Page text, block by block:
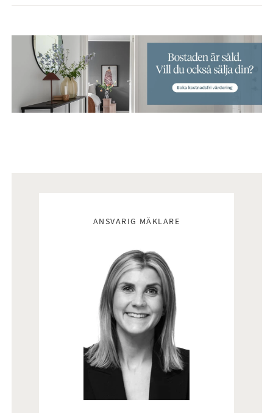
ANSVARIG MÄKLARE